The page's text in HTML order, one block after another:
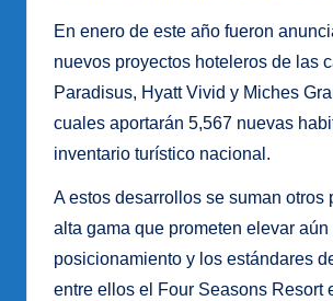
En enero de este año fueron
nuevos proyectos hoteleros de las
Paradisus, Hyatt Vivid y Miches
cuales aportarán 5,567 nuevas
inventario turístico nacional.
A estos desarrollos se suman otros
alta gama que prometen elevar aún
posicionamiento y los estándares
entre ellos el Four Seasons Resort